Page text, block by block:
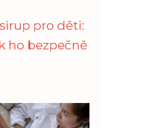
pro děti:
ho bezpečně